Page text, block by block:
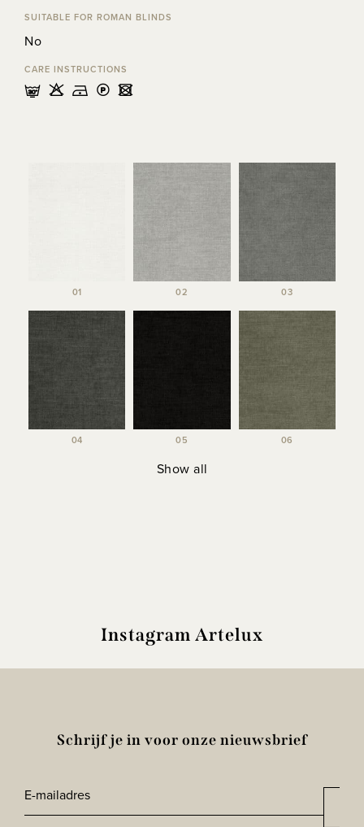
SUITABLE FOR ROMAN BLINDS
No
CARE INSTRUCTIONS
mHDLU
01 02 03
04 05 06
Show all
Instagram Artelux
Schrijf je in voor onze nieuwsbrief
E-
mailadres*